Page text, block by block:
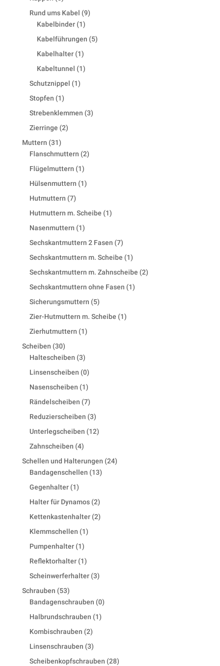
products
Rund ums Kabel 99
Kabelbinder 11
product
Kabelführungen 55
Kabelhalter 11
product
Kabeltunnel 11
Schutznippel 11
Stopfen 11
Strebenklemmen 33
Zierringe 22
Muttern 3131
products
Flanschmuttern 22
Flügelmuttern 11
product
Hülsenmuttern 11
Hutmuttern 77
products
Hutmuttern m. Scheibe 11
Nasenmuttern 11
product
Sechskantmuttern 2 Fasen 77
products
Sechskantmuttern m. Scheibe 11
product
Sechskantmuttern m. Zahnscheibe 22
Sechskantmuttern ohne Fasen 11
Sicherungsmuttern 55
products
Zier-Hutmuttern m. Scheibe 11
Zierhutmuttern 11
Scheiben 3030
products
Haltescheiben 33
products
Linsenscheiben 00
products
Nasenscheiben 11
product
Rändelscheiben 77
products
Reduzierscheiben 33
products
Unterlegscheiben 1212
Zahnscheiben 44
products
Schellen und Halterungen 2424
Bandagenschellen 1313
Gegenhalter 11
product
Halter für Dynamos 22
products
Kettenkastenhalter 22
Klemmschellen 11
Pumpenhalter 11
product
Reflektorhalter 11
product
Scheinwerferhalter 33
Schrauben 5353
products
Bandagenschrauben 00
Halbrundschrauben 11
Kombischrauben 22
products
Linsenschrauben 33
products
Scheibenkopfschrauben 2828